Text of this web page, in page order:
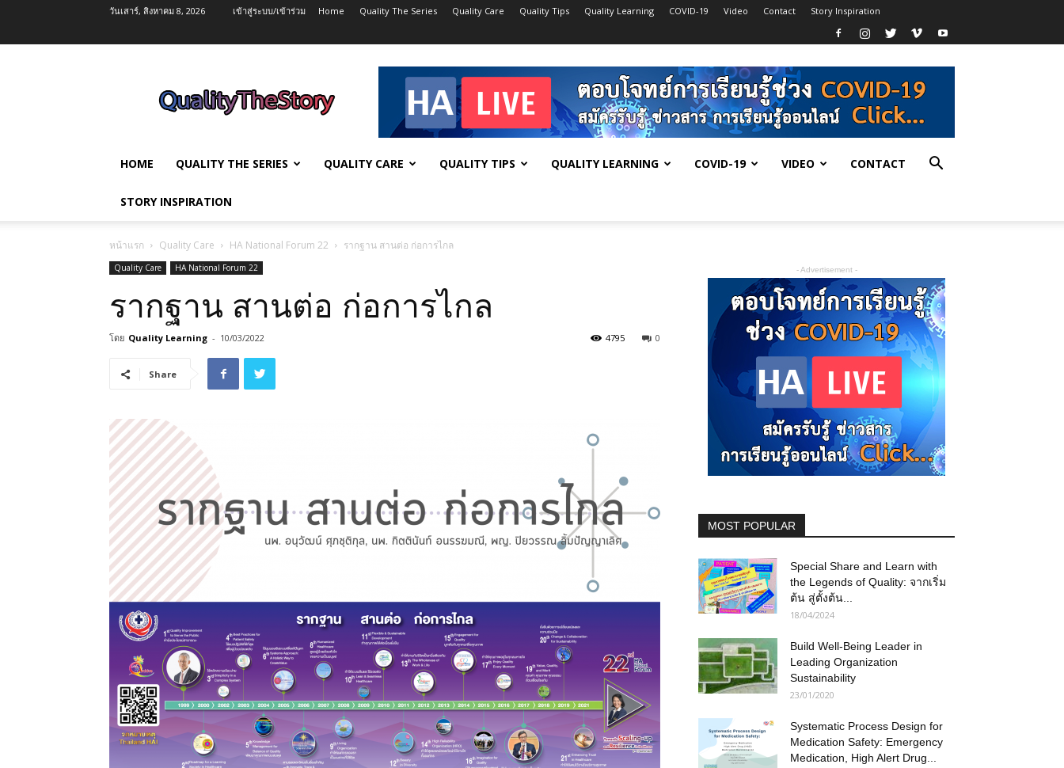
วันเสาร์, สิงหาคม 8, 2026 เข้าสู่ระบบ/เข้าร่วม Home Quality The Series Quality Care Quality Tips Quality Learning COVID-19 Video Contact Story Inspiration
HOME QUALITY THE SERIES QUALITY CARE QUALITY TIPS QUALITY LEARNING COVID-19 VIDEO CONTACT
STORY INSPIRATION
หน้าแรก Quality Care HA National Forum 22 รากฐาน สานต่อ ก่อการไกล
Quality Care HA National Forum 22
รากฐาน สานต่อ ก่อการไกล
โดย Quality Learning - 10/03/2022 0
4795
Share
- Advertisement -
MOST POPULAR
Special Share and Learn with
the Legends of Quality: จากเริ่ม
ต้น สู่ตั้งต้น...
18/04/2024
Build Well-Being Leader in
Leading Organization
Sustainability
23/01/2020
Systematic Process Design for
Medication Safety: Emergency
Medication, High Alert Drug...